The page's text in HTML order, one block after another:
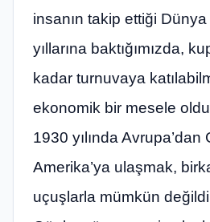
insanın takip ettiği Dünya
yıllarına baktığımızda,
kadar turnuvaya
ekonomik bir mesele
1930 yılında Avrupa’dan
Amerika’ya ulaşmak,
uçuşlarla mümkün